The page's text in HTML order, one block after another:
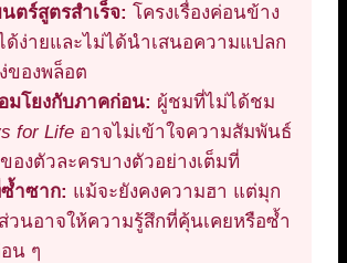
ตร์สูตรสำเร็จ: โครงเรื่องค่อนข้าง
ด้ง่ายและไม่ได้นำเสนอความแปลก
ของพล็อต
มโยงกับภาคก่อน: ผู้ชมที่ไม่ได้ชม
for Life อาจไม่เข้าใจความสัมพันธ์
องตัวละครบางตัวอย่างเต็มที่
ำซาก: แม้จะยังคงความฮา แต่มุก
วนอาจให้ความรู้สึกที่คุ้นเคยหรือซ้ำ
น ๆ